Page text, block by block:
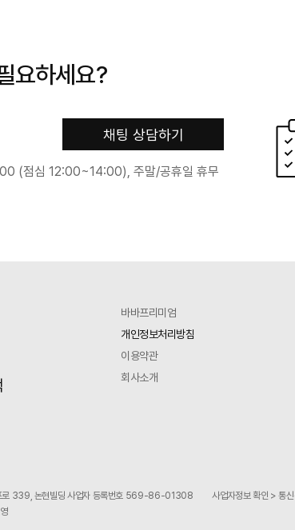
요하세요?
채팅 상담하기
(점심 12:00~14:00), 주말/공휴일 휴무
바바프리미엄
개인정보처리방침
이용약관
회사소개
로 339, 논현빌딩 사업자 등록번호 569-86-01308
사업자정보 확인 > 통